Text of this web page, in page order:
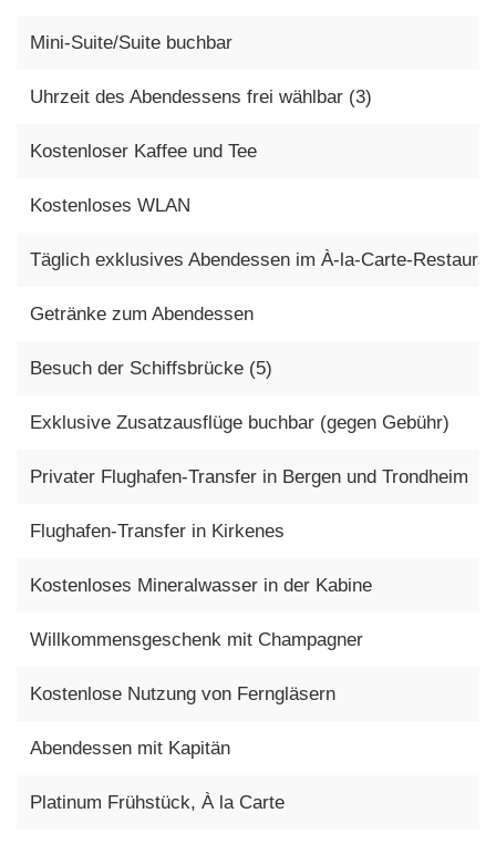
Mini-Suite/Suite buchbar
Uhrzeit des Abendessens frei wählbar (3)
Kostenloser Kaffee und Tee
Kostenloses WLAN
Täglich exklusives Abendessen im À-la-Carte-
Getränke zum Abendessen
Besuch der Schiffsbrücke (5)
Exklusive Zusatzausflüge buchbar (gegen Gebühr)
Privater Flughafen-Transfer in Bergen und Trondheim
Flughafen-Transfer in Kirkenes
Kostenloses Mineralwasser in der Kabine
Willkommensgeschenk mit Champagner
Kostenlose Nutzung von Ferngläsern
Abendessen mit Kapitän
Platinum Frühstück, À la Carte